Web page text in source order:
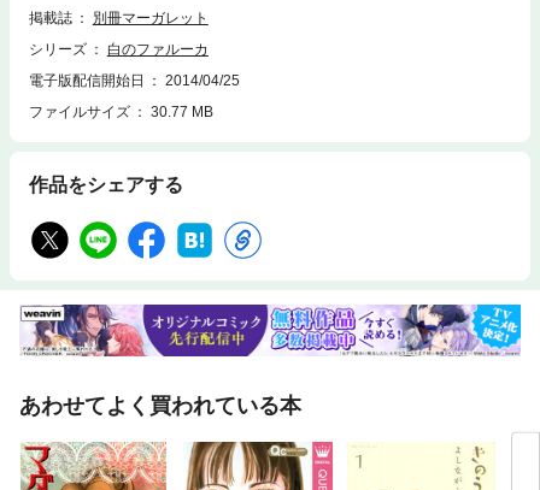
掲載誌
別冊マーガレット
シリーズ
白のファルーカ
電子版配信開始日
2014/04/25
ファイルサイズ
30.77 MB
作品をシェアする
あわせてよく買われている本